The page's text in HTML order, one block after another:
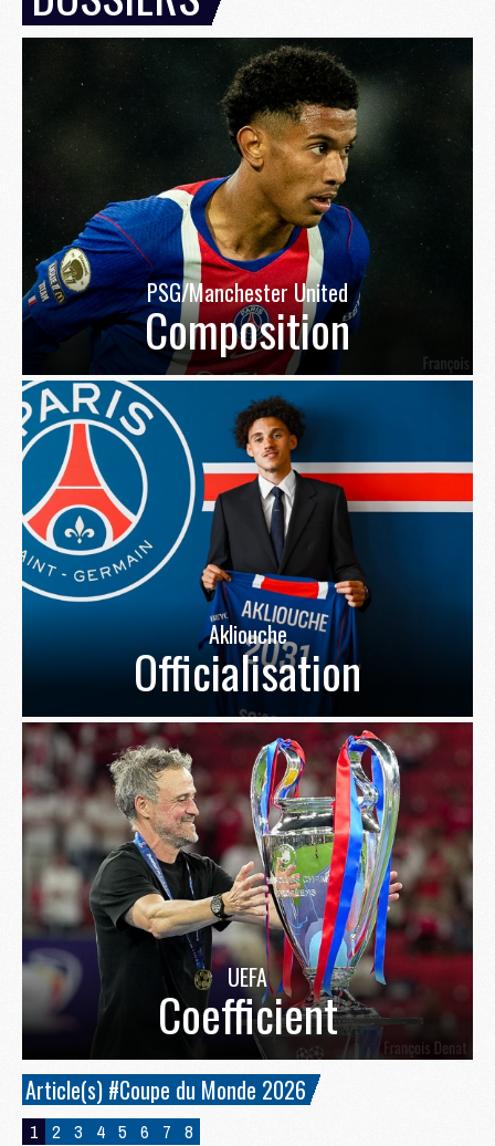
PSG/Manchester United
Composition
Akliouche
Officialisation
UEFA
Coefficient
Article(s) #Coupe du Monde 2026
1 2 3 4 5 6 7 8